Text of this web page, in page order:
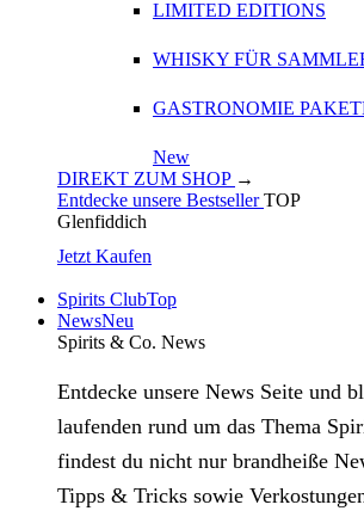
LIMITED EDITIONS
WHISKY FÜR
GASTRONOMIE
New
DIREKT ZUM SHOP →
Entdecke unsere BestsellerTOP
Glenfiddich
Jetzt Kaufen
Spirits ClubTop
NewsNeu
Spirits & Co. News
Entdecke unsere News Seite und
laufenden rund um das Thema
findest du nicht nur brandheiße
Tipps & Tricks sowie